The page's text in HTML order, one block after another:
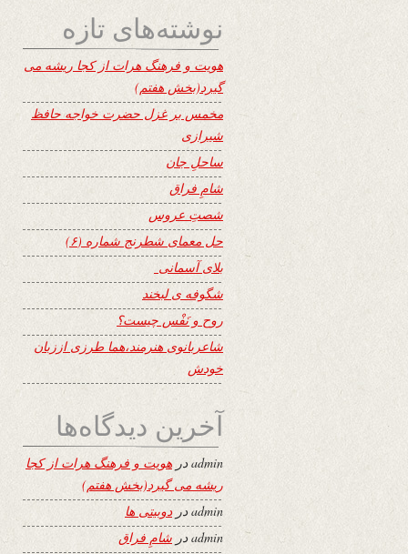
نوشته‌های تازه
هویت و فرهنگ هرات از کجا ریشه می
گیرد(بخش هفتم)
مخمس بر غزل حضرت خواجه حافظ
شیرازی
ساحلِ جان
شامِ فراق
شصتِ عروس
حل معمای شطرنج شماره (۶)
بلای آسمانی
شگوفه ى لبخند
روح و نَفْس چیست؟
شاعربانوی هنرمند،هما طرزی اززبان
خودش
آخرین دیدگاه‌ها
adminدر هویت و فرهنگ هرات از کجا
ریشه می گیرد(بخش هفتم)
admin دردوبیتی ها
adminدر شامِ فراق